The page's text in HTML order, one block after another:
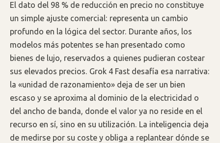
El dato del 98 % de reducción en precio no constituye
un simple ajuste comercial: representa un cambio
profundo en la lógica del sector. Durante años, los
modelos más potentes se han presentado como
bienes de lujo, reservados a quienes pudieran costear
sus elevados precios. Grok 4 Fast desafía esa narrativa:
la «unidad de razonamiento» deja de ser un bien
escaso y se aproxima al dominio de la electricidad o
del ancho de banda, donde el valor ya no reside en el
recurso en sí, sino en su utilización. La inteligencia deja
de medirse por su coste y obliga a replantear dónde se